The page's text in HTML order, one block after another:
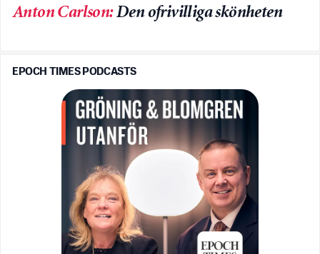
Anton Carlson:Den ofrivilliga skönheten
EPOCH TIMES PODCASTS